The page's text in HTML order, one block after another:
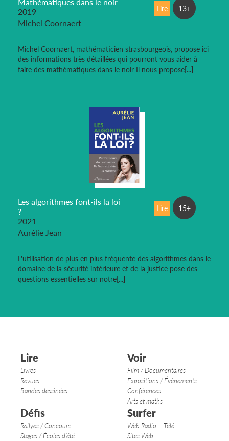
Mathématiques dans le noir
2019
Michel Coornaert
Michel Coornaert, mathématicien strasbourgeois, propose ici
des informations très détaillées qui pourront vous aider à
faire des mathématiques dans le noir Il nous propose[...]
Lire 13+
Les algorithmes font-ils la loi
?
2021
Aurélie Jean
L'utilisation de plus en plus fréquente des algorithmes dans le
domaine de la sécurité intérieure et de la justice pose des
questions essentielles sur notre[...]
Lire 15+
Lire
Livres
Revues
Bandes dessinées
Voir
Film / Documentaires
Expositions / Évènements
Conférences
Arts et maths
Défis
Rallyes / Concours
Stages / Écoles d’été
Surfer
Web Radio – Télé
Sites Web